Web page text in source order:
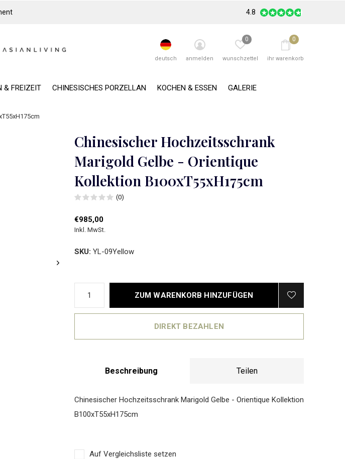
& FREIZEIT CHINESISCHES PORZELLAN KOCHEN & ESSEN GALERIE
deutsch anmelden wunschzettel
0
ihr warenkorb
0
4.8
Chinesischer Hochzeitsschrank
Marigold Gelbe - Orientique
Kollektion B100xT55xH175cm
(0)
€985,00
Inkl. MwSt.
SKU: YL-09Yellow
ZUM WARENKORB HINZUFÜGEN
DIREKT BEZAHLEN
Beschreibung Teilen
Chinesischer Hochzeitsschrank Marigold Gelbe - Orientique Kollektion
B100xT55xH175cm
Auf Vergleichsliste setzen